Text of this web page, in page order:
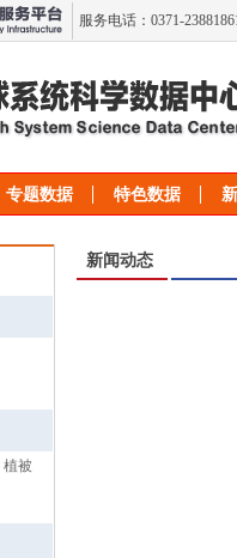
服务电话：0371-
专题数据 特色数据
植被
新闻动态